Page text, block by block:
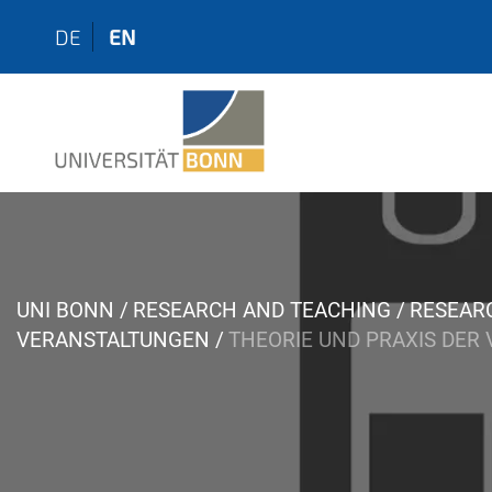
DE EN
Y
o
UNI BONN RESEARCH AND TEACHING
VERANSTALTUNGEN
THEORIE UND PRAXIS DER